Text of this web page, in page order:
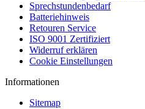
Sprechstundenbedarf
Batteriehinweis
Retouren Service
ISO 9001 Zertifiziert
Widerruf erklären
Cookie Einstellungen
Informationen
Sitemap